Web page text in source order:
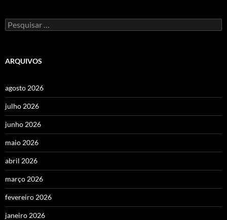
Pesquisar
por:
ARQUIVOS
agosto 2026
julho 2026
junho 2026
maio 2026
abril 2026
março 2026
fevereiro 2026
janeiro 2026